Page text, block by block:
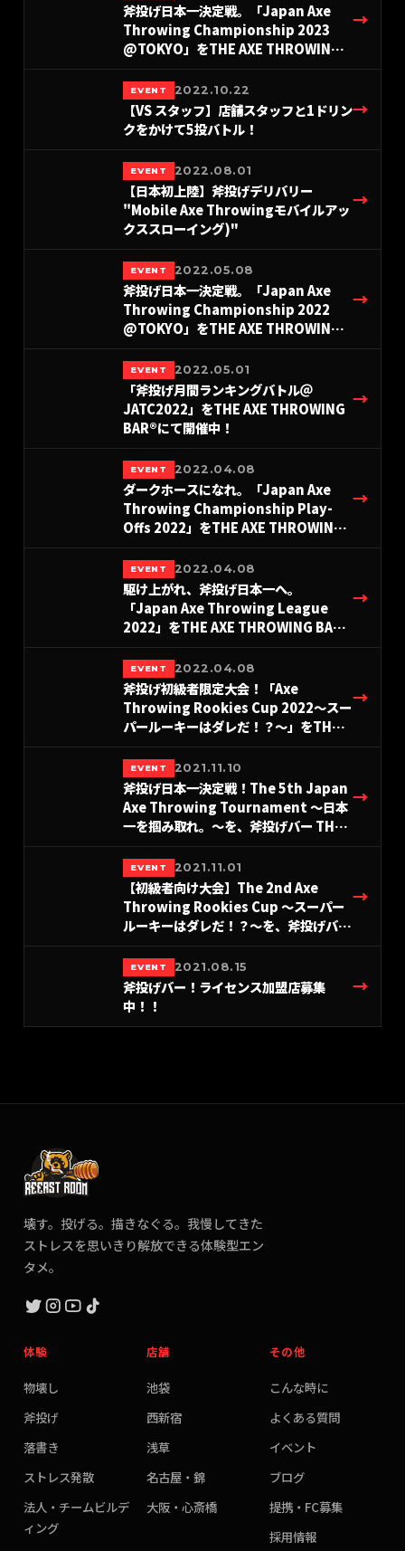
斧投げ日本一決定戦。「Japan Axe
Throwing Championship 2023
@TOKYO」をTHE AXE THROWING
BAR®︎浅草店にて2023年12月3日に開
催決定！
→
EVENT 2022.10.22
【VS スタッフ】店舗スタッフと1ドリン
クをかけて5投バトル！
→
EVENT 2022.08.01
【日本初上陸】斧投げデリバリー
"Mobile Axe Throwingモバイルアッ
クススローイング)"
→
EVENT 2022.05.08
斧投げ日本一決定戦。「Japan Axe
Throwing Championship 2022
@TOKYO」をTHE AXE THROWING
BAR®︎浅草店にて2022年12月18日に開
催決定！
→
EVENT 2022.05.01
「斧投げ月間ランキングバトル＠
JATC2022」をTHE AXE THROWING
BAR®︎にて開催中！
→
EVENT 2022.04.08
ダークホースになれ。「Japan Axe
Throwing Championship Play-
Offs 2022」をTHE AXE THROWING
BAR®︎にて、12月11日に開催決定！
→
EVENT 2022.04.08
駆け上がれ、斧投げ日本一へ。
「Japan Axe Throwing League
2022」をTHE AXE THROWING BAR®︎
にて開催決定！
→
EVENT 2022.04.08
斧投げ初級者限定大会！「Axe
Throwing Rookies Cup 2022〜スー
パールーキーはダレだ！？〜」をTHE
AXE THROWING BAR®︎にて開催決定！
→
EVENT 2021.11.10
斧投げ日本一決定戦！The 5th Japan
Axe Throwing Tournament 〜日本
一を掴み取れ。〜を、斧投げバー THE
AXE THROWING BAR 浅草店にて、
2/26(土) 27(日)に開催決定！
→
EVENT 2021.11.01
【初級者向け大会】The 2nd Axe
Throwing Rookies Cup 〜スーパー
ルーキーはダレだ！？〜を、斧投げバー
THE AXE THROWING BAR®︎ 浅草店に
て、1/23(日) に開催決定！
→
EVENT 2021.08.15
斧投げバー！ライセンス加盟店募集
中！！
→
壊す。投げる。描きなぐる。我慢してきた
ストレスを思いきり解放できる体験型エン
タメ。
体験
物壊し
斧投げ
落書き
ストレス発散
法人・チームビルデ
ィング
店舗
池袋
西新宿
浅草
名古屋・錦
大阪・心斎橋
その他
こんな時に
よくある質問
イベント
ブログ
提携・FC募集
採用情報